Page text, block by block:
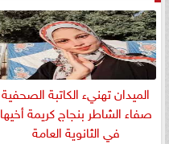
الميدان تهنيء الكاتبة الصحفية
صفاء الشاطر بنجاج كريمة أخيها
في الثانوية العامة